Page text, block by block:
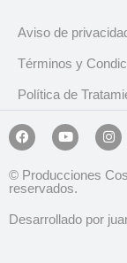
Aviso de
Términos y
Política de
© Producciones
reservados.
Desarrollado por